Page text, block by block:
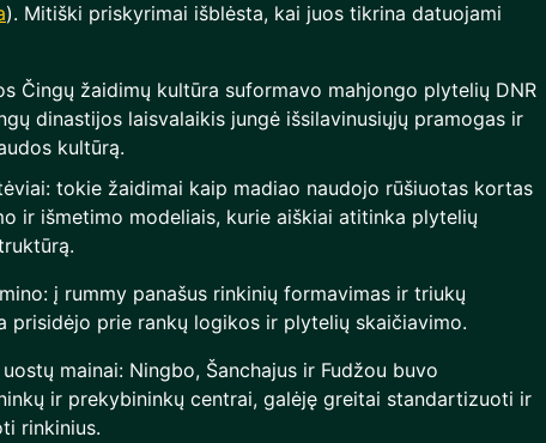
). Mitiški priskyrimai išblėsta, kai juos tikrina datuojami
Čingų žaidimų kultūra suformavo mahjongo plytelių DNR
dinastijos laisvalaikis jungė išsilavinusiųjų pramogas ir
kultūrą.
tokie žaidimai kaip madiao naudojo rūšiuotas kortas
ir išmetimo modeliais, kurie aiškiai atitinka plytelių
į rummy panašus rinkinių formavimas ir triukų
prisidėjo prie rankų logikos ir plytelių skaičiavimo.
mainai: Ningbo, Šanchajus ir Fudžou buvo
ir prekybininkų centrai, galėję greitai standartizuoti ir
rinkinius.